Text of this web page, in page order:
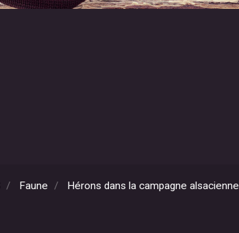
Faune Hérons dans la campagne alsacienne